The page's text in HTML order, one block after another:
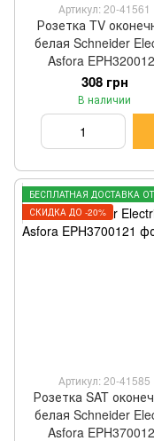
Артикул: 20-41561
Розетка TV
белая Schneider
Asfora
308 грн
В наличии
СКИДКА ДО -20%
Артикул: 20-41585
Розетка SAT
белая Schneider
Asfora